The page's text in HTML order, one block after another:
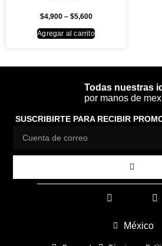
$4,900 – $5,600
Agregar al carrito
Todas nuestras
por manos de
SUSCRIBIRTE PARA RECIBIR
México